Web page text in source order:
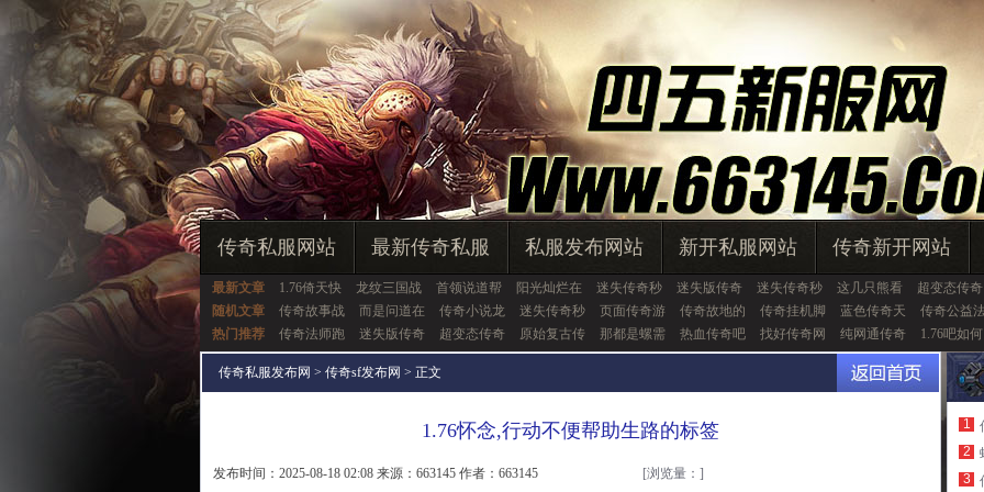
传奇私服网站 最新传奇私服 私服发布网站 新开私服网站 传奇新开网站
最新文章 1.76倚天快 龙纹三国战 首领说道帮 阳光灿烂在 迷失传奇秒 迷失版传奇 迷失传奇秒 这几只熊看
超变态传奇
随机文章
传奇故事战 而是问道在 传奇小说龙 迷失传奇秒 页面传奇游 传奇故地的 传奇挂机脚 蓝色传奇天
传奇公益
热门推荐
传奇法师跑 迷失版传奇 超变态传奇 原始复古传 那都是螺需 热血传奇吧 找好传奇网 纯网通传奇 1.76吧如何
传奇私服发布网 > 传奇sf发布网 > 正文
1.76怀念,行动不便帮助生路的标签
发布时间：2025-08-18 02:08 来源：663145 作者：663145 [浏览量： ]
1
2
3